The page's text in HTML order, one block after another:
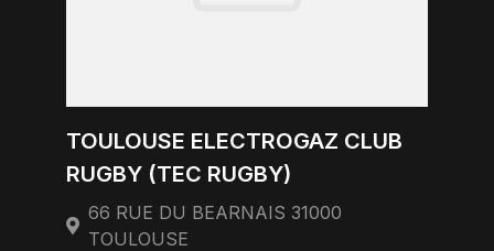
TOULOUSE ELECTROGAZ CLUB
RUGBY (TEC RUGBY)
66 RUE DU BEARNAIS 31000
TOULOUSE